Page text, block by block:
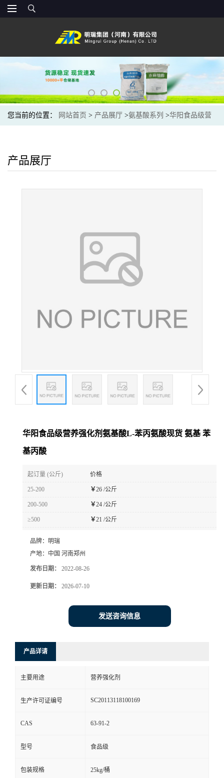
您当前的位置： 网站首页 > 产品展厅 >氨基酸系列 >华阳食品级营
产品展厅
华阳食品级营养强化剂氨基酸L-苯丙氨酸现货 氨基 苯
基丙酸
起订量 (公斤) 价格
25-200 ￥26 /公斤
200-500 ￥24 /公斤
≥500 ￥21 /公斤
品牌： 明瑞
产地： 中国 河南郑州
发布日期： 2022-08-26
更新日期： 2026-07-10
发送咨询信息
产品详请
主要用途 营养强化剂
生产许可证编号 SC20113118100169
CAS 63-91-2
型号 食品级
包装规格 25kg/桶